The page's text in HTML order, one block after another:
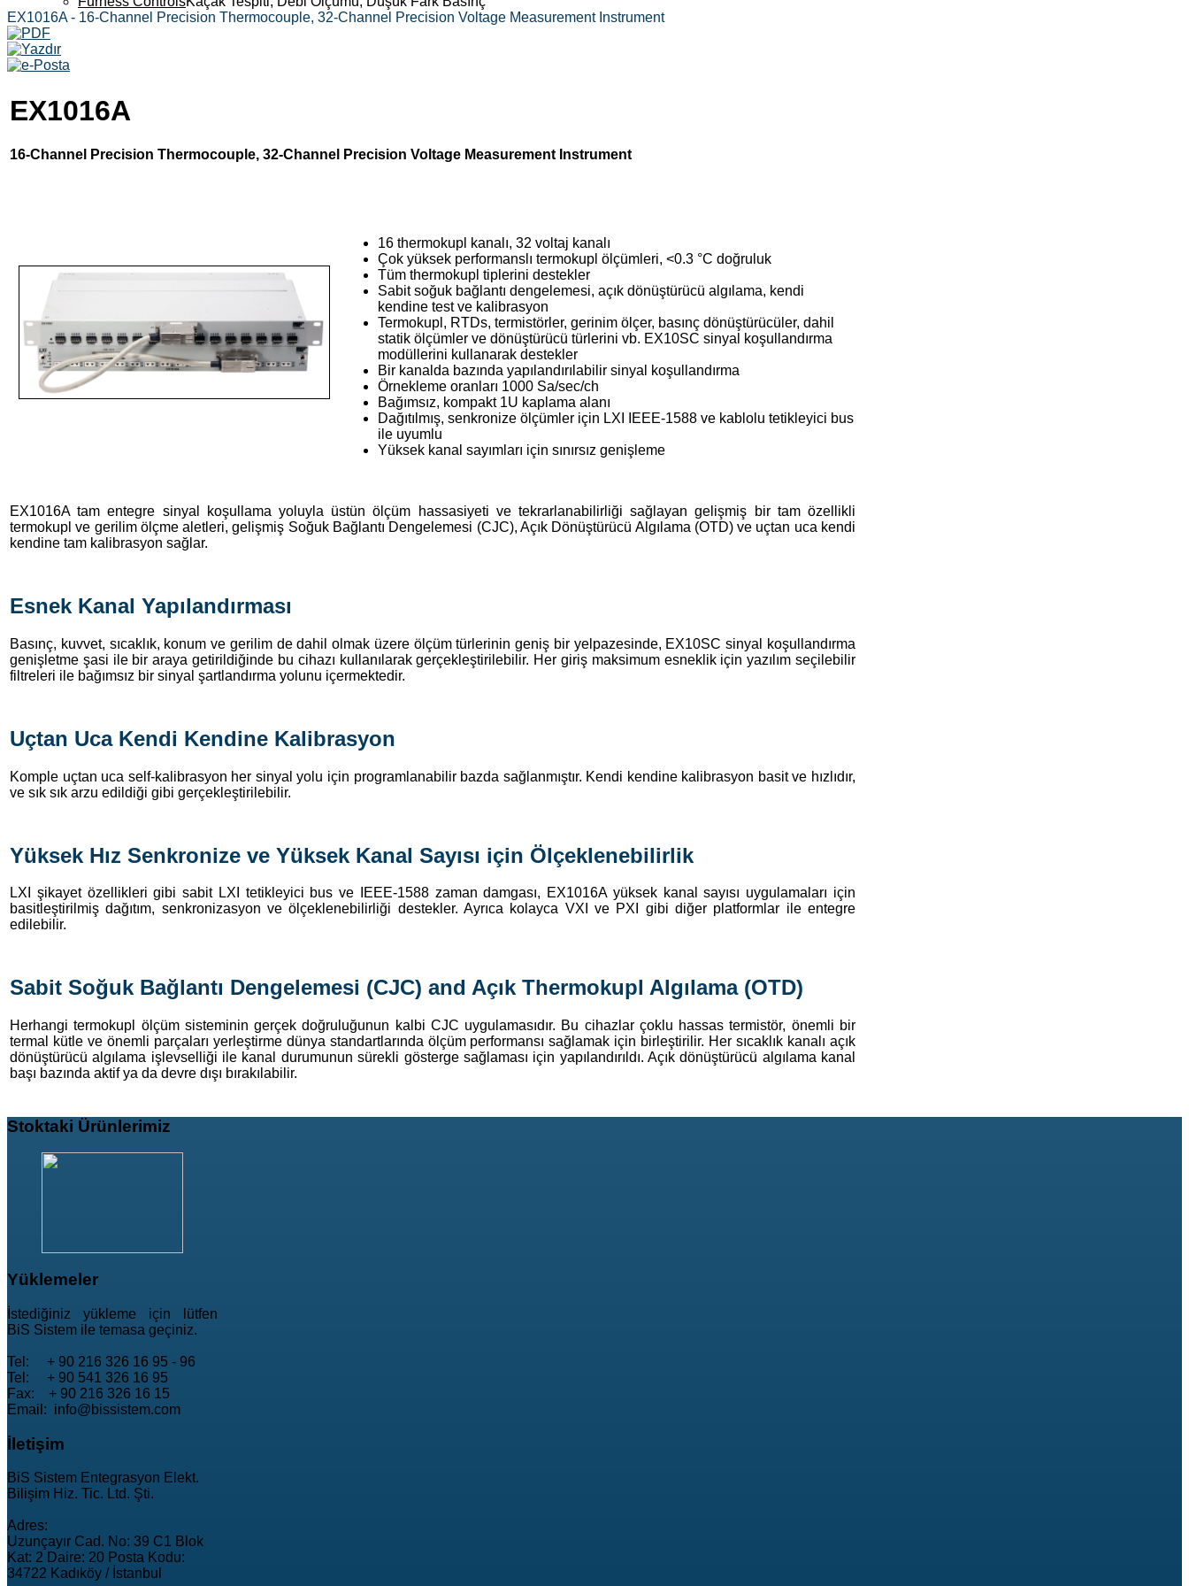
EX1016A - 16-Channel Precision Thermocouple, 32-Channel Precision Voltage Measurement Instrument
EX1016A
16-Channel Precision Thermocouple, 32-Channel Precision Voltage Measurement Instrument
16 thermokupl kanalı, 32 voltaj kanalı
Çok yüksek performanslı termokupl ölçümleri, <0.3 °C doğruluk
Tüm thermokupl tiplerini destekler
Sabit soğuk bağlantı dengelemesi, açık dönüştürücü algılama, kendi
kendine test ve kalibrasyon
Termokupl, RTDs, termistörler, gerinim ölçer, basınç dönüştürücüler, dahil
statik ölçümler ve dönüştürücü türlerini vb. EX10SC sinyal koşullandırma
modüllerini kullanarak destekler
Bir kanalda bazında yapılandırılabilir sinyal koşullandırma
Örnekleme oranları 1000 Sa/sec/ch
Bağımsız, kompakt 1U kaplama alanı
Dağıtılmış, senkronize ölçümler için LXI IEEE-1588 ve kablolu tetikleyici bus
ile uyumlu
Yüksek kanal sayımları için sınırsız genişleme
EX1016A tam entegre sinyal koşullama yoluyla üstün ölçüm hassasiyeti ve tekrarlanabilirliği sağlayan gelişmiş bir tam özellikli
termokupl ve gerilim ölçme aletleri, gelişmiş Soğuk Bağlantı Dengelemesi (CJC), Açık Dönüştürücü Algılama (OTD) ve uçtan uca kendi
kendine tam kalibrasyon sağlar.
Esnek Kanal Yapılandırması
Basınç, kuvvet, sıcaklık, konum ve gerilim de dahil olmak üzere ölçüm türlerinin geniş bir yelpazesinde, EX10SC sinyal koşullandırma
genişletme şasi ile bir araya getirildiğinde bu cihazı kullanılarak gerçekleştirilebilir. Her giriş maksimum esneklik için yazılım seçilebilir
filtreleri ile bağımsız bir sinyal şartlandırma yolunu içermektedir.
Uçtan Uca Kendi Kendine Kalibrasyon
Komple uçtan uca self-kalibrasyon her sinyal yolu için programlanabilir bazda sağlanmıştır. Kendi kendine kalibrasyon basit ve hızlıdır,
ve sık sık arzu edildiği gibi gerçekleştirilebilir.
Yüksek Hız Senkronize ve Yüksek Kanal Sayısı için Ölçeklenebilirlik
LXI şikayet özellikleri gibi sabit LXI tetikleyici bus ve IEEE-1588 zaman damgası, EX1016A yüksek kanal sayısı uygulamaları için
basitleştirilmiş dağıtım, senkronizasyon ve ölçeklenebilirliği destekler. Ayrıca kolayca VXI ve PXI gibi diğer platformlar ile entegre
edilebilir.
Sabit Soğuk Bağlantı Dengelemesi (CJC) and Açık Thermokupl Algılama (OTD)
Herhangi termokupl ölçüm sisteminin gerçek doğruluğunun kalbi CJC uygulamasıdır. Bu cihazlar çoklu hassas termistör, önemli bir
termal kütle ve önemli parçaları yerleştirme dünya standartlarında ölçüm performansı sağlamak için birleştirilir. Her sıcaklık kanalı açık
dönüştürücü algılama işlevselliği ile kanal durumunun sürekli gösterge sağlaması için yapılandırıldı. Açık dönüştürücü algılama kanal
başı bazında aktif ya da devre dışı bırakılabilir.
Stoktaki Ürünlerimiz
Yüklemeler
İstediğiniz yükleme için lütfen
BiS Sistem ile temasa geçiniz.
Tel: + 90 216 326 16 95 - 96
Tel: + 90 541 326 16 95
Fax: + 90 216 326 16 15
Email: info@bissistem.com
İletişim
BiS Sistem Entegrasyon Elekt.
Bilişim Hiz. Tic. Ltd. Şti.
Adres:
Uzunçayır Cad. No: 39 C1 Blok
Kat: 2 Daire: 20 Posta Kodu:
34722 Kadıköy / İstanbul